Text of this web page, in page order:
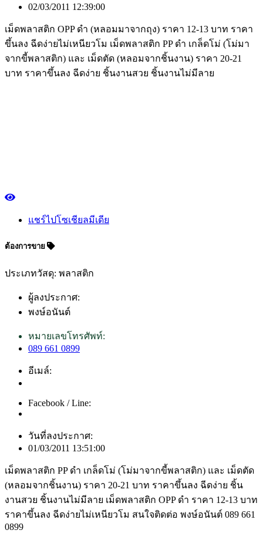
02/03/2011 12:39:00
เม็ดพลาสติก OPP ดำ (หลอมมาจากถุง) ราคา 12-13 บาท ราคา
ขึ้นลง ฉีดง่ายไม่เหนียวโม เม็ดพลาสติก PP ดำ เกล็ดโม่ (โม่มา
จากขี้พลาสติก) และ เม็ดตัด (หลอมจากชิ้นงาน) ราคา 20-21
บาท ราคาขึ้นลง ฉีดง่าย ชิ้นงานสวย ชิ้นงานไม่มีลาย
แชร์ไปโซเชียลมีเดีย
ต้องการขาย
ประเภทวัสดุ: พลาสติก
ผู้ลงประกาศ:
พงษ์อนันต์
หมายเลขโทรศัพท์:
089 661 0899
อีเมล์:
Facebook / Line:
วันที่ลงประกาศ:
01/03/2011 13:51:00
เม็ดพลาสติก PP ดำ เกล็ดโม่ (โม่มาจากขี้พลาสติก) และ เม็ดตัด
(หลอมจากชิ้นงาน) ราคา 20-21 บาท ราคาขึ้นลง ฉีดง่าย ชิ้น
งานสวย ชิ้นงานไม่มีลาย เม็ดพลาสติก OPP ดำ ราคา 12-13 บาท
ราคาขึ้นลง ฉีดง่ายไม่เหนียวโม สนใจติดต่อ พงษ์อนันต์ 089 661
0899